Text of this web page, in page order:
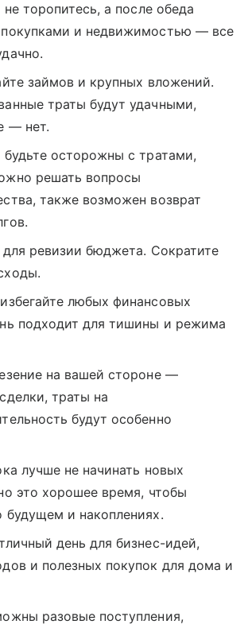
не торопитесь, а после обеда
покупками и недвижимостью — все
займов и крупных вложений.
траты будут удачными,
— нет.
будьте осторожны с тратами,
решать вопросы
также возможен возврат
ревизии бюджета. Сократите
любых финансовых
подходит для тишины и режима
на вашей стороне —
траты на
будут особенно
лучше не начинать новых
это хорошее время, чтобы
будущем и накоплениях.
день для бизнес-идей,
и полезных покупок для дома и
разовые поступления,